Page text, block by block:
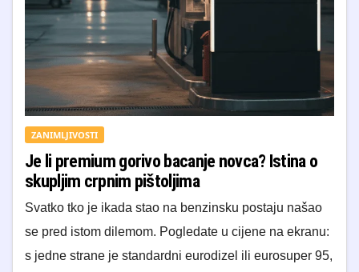
ZANIMLJIVOSTI
Je li premium gorivo bacanje novca? Istina o
skupljim crpnim pištoljima
Svatko tko je ikada stao na benzinsku postaju našao
se pred istom dilemom. Pogledate u cijene na ekranu:
s jedne strane je standardni eurodizel ili eurosuper 95,